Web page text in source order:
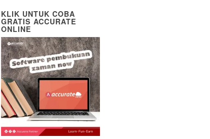
KLIK UNTUK COBA
GRATIS ACCURATE
ONLINE